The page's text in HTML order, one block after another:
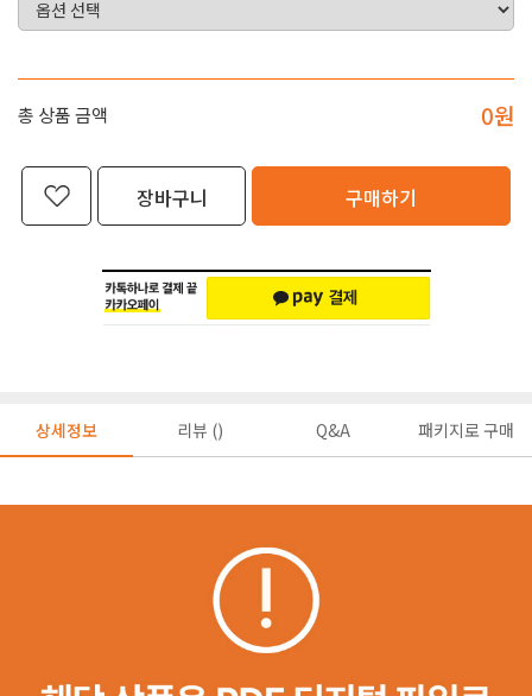
총 상품 금액 0원
장바구니 구매하기
상세정보 리뷰 () Q&A 패키지로 구매